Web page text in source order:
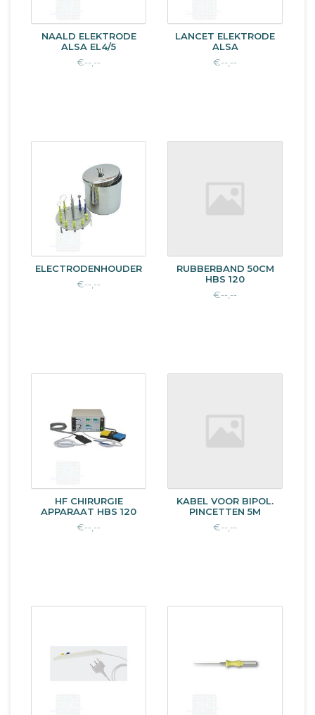
NAALD ELEKTRODE
ALSA EL4/5
€--,--
LANCET ELEKTRODE
ALSA
€--,--
ELECTRODENHOUDER
€--,--
RUBBERBAND 50CM
HBS 120
€--,--
HF CHIRURGIE
APPARAAT HBS 120
€--,--
KABEL VOOR BIPOL.
PINCETTEN 5M
€--,--